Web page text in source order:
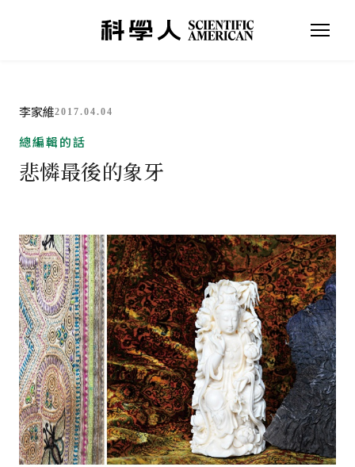
李家維2017.04.04
總編輯的話
悲憐最後的象牙